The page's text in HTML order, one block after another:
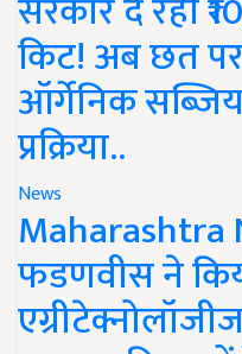
किट! अब छत
ऑर्गेनिक
प्रक्रिया..
News
Maharashtra
फडणवीस ने